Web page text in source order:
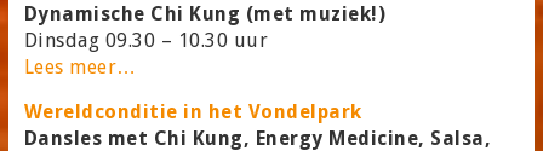
Dynamische Chi Kung (met muziek!)
Dinsdag 09.30 – 10.30 uur
Lees meer…
Wereldconditie in het Vondelpark
Dansles met Chi Kung, Energy Medicine, Salsa,